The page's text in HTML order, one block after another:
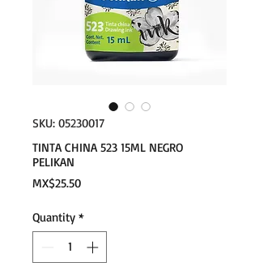
SKU: 05230017
TINTA CHINA 523 15ML NEGRO
PELIKAN
MX$25.50Price
Quantity *